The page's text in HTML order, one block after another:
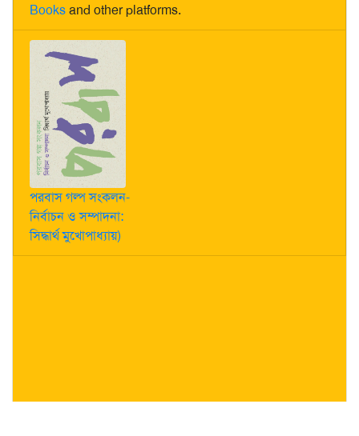
Booksand other platforms.
পরবাস গল্প সংকলন-
নির্বাচন ও সম্পাদনা:
সিদ্ধার্থ মুখোপাধ্যায়)